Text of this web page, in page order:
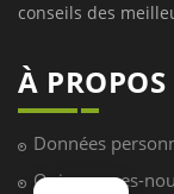
conseils des
À PROPOS
Données
Qui sommes-